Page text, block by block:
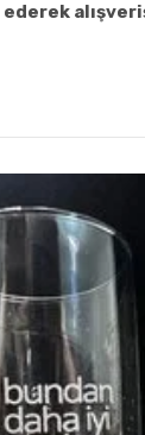
ederek